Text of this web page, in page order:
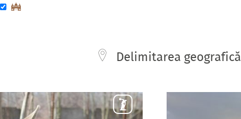
Delimitarea geografică